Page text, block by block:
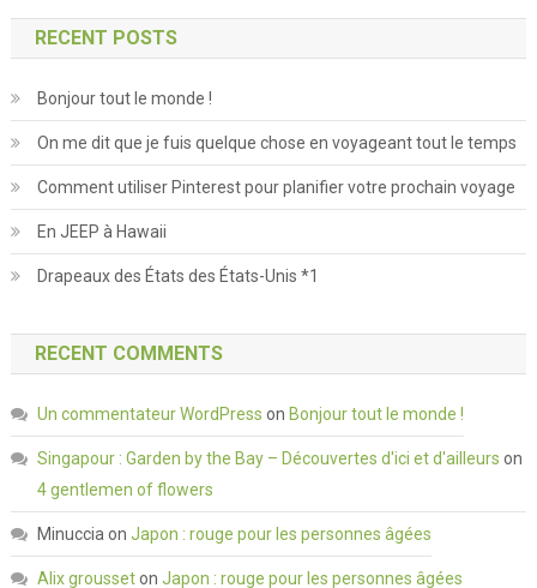
RECENT POSTS
Bonjour tout le monde !
On me dit que je fuis quelque chose en voyageant tout le temps
Comment utiliser Pinterest pour planifier votre prochain voyage
En JEEP à Hawaii
Drapeaux des États des États-Unis *1
RECENT COMMENTS
Un commentateur WordPress on Bonjour tout le monde !
Singapour : Garden by the Bay – Découvertes d'ici et d'ailleurs on
4 gentlemen of flowers
Minuccia on Japon : rouge pour les personnes âgées
Alix grousseton Japon : rouge pour les personnes âgées